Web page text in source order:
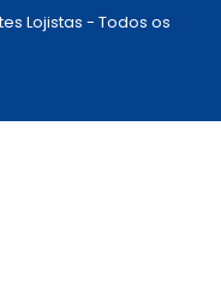
Lojistas - Todos os